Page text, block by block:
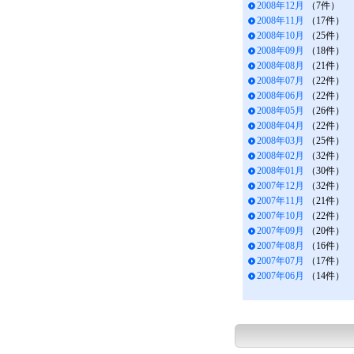
2008年12月
（7件）
2008年11月
（17件）
2008年10月
（25件）
2008年09月
（18件）
2008年08月
（21件）
2008年07月
（22件）
2008年06月
（22件）
2008年05月
（26件）
2008年04月
（22件）
2008年03月
（25件）
2008年02月
（32件）
2008年01月
（30件）
2007年12月
（32件）
2007年11月
（21件）
2007年10月
（22件）
2007年09月
（20件）
2007年08月
（16件）
2007年07月
（17件）
2007年06月
（14件）